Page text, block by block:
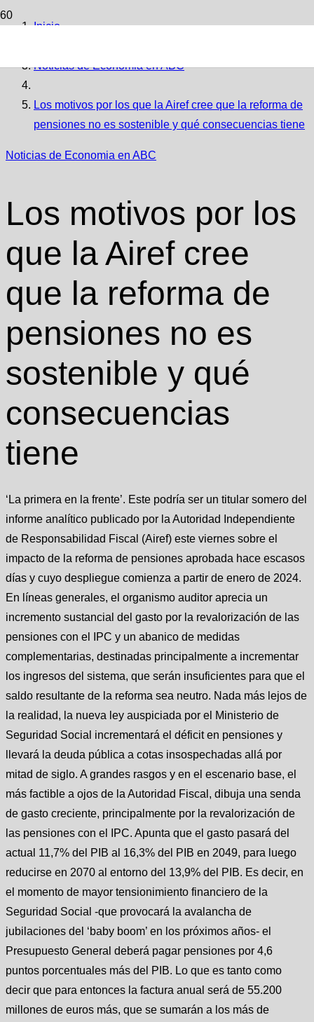
Inicio
Noticias de Economia en ABC
Los motivos por los que la Airef cree que la reforma de
pensiones no es sostenible y qué consecuencias tiene
Noticias de Economia en ABC
Los motivos por los
que la Airef cree
que la reforma de
pensiones no es
sostenible y qué
consecuencias
tiene
‘La primera en la frente’. Este podría ser un titular somero del
informe analítico publicado por la Autoridad Independiente
de Responsabilidad Fiscal (Airef) este viernes sobre el
impacto de la reforma de pensiones aprobada hace escasos
días y cuyo despliegue comienza a partir de enero de 2024.
En líneas generales, el organismo auditor aprecia un
incremento sustancial del gasto por la revalorización de las
pensiones con el IPC y un abanico de medidas
complementarias, destinadas principalmente a incrementar
los ingresos del sistema, que serán insuficientes para que el
saldo resultante de la reforma sea neutro. Nada más lejos de
la realidad, la nueva ley auspiciada por el Ministerio de
Seguridad Social incrementará el déficit en pensiones y
llevará la deuda pública a cotas insospechadas allá por
mitad de siglo. A grandes rasgos y en el escenario base, el
más factible a ojos de la Autoridad Fiscal, dibuja una senda
de gasto creciente, principalmente por la revalorización de
las pensiones con el IPC. Apunta que el gasto pasará del
actual 11,7% del PIB al 16,3% del PIB en 2049, para luego
reducirse en 2070 al entorno del 13,9% del PIB. Es decir, en
el momento de mayor tensionimiento financiero de la
Seguridad Social -que provocará la avalancha de
jubilaciones del ‘baby boom’ en los próximos años- el
Presupuesto General deberá pagar pensiones por 4,6
puntos porcentuales más del PIB. Lo que es tanto como
decir que para entonces la factura anual será de 55.200
millones de euros más, que se sumarán a los más de